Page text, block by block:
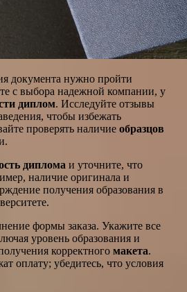
документа нужно пройти
с выбора надежной компании, у
диплом. Исследуйте отзывы
чтобы избежать
проверять наличие образцов
диплома и уточните, что
наличие оригинала и
получения образования в
формы заказа. Укажите все
уровень образования и
корректного макета.
оплату; убедитесь, что условия